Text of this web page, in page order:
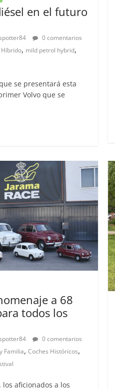
en el futuro
0 comentarios
Híbrido, mild petrol hybrid,
se presentará esta
Volvo que se
a 68
todos los
0 comentarios
Familia, Coches Históricos,
aficionados a los